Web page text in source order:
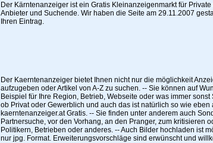
Der Kärntenanzeiger ist ein Gratis Kleinanzeigenmarkt für
Anbieter und Suchende. Wir haben die Seite am 29.11.2007
Ihren Eintrag.
Der Kaerntenanzeiger bietet Ihnen nicht nur die möglichkeit
aufzugeben oder Artikel von A-Z zu suchen. -- Sie können auf
Beispiel für Ihre Region, Betrieb, Webseite oder was immer sonst
ob Privat oder Gewerblich und auch das ist natürlich so wie eben
kaerntenanzeiger.at Gratis. -- Sie finden unter anderem auch
Partnersuche, vor den Vorhang, an den Pranger, zum kritisieren
Politikern, Betrieben oder anderes. -- Auch Bilder hochladen ist
nur jpg. Format. Erweiterungsvorschläge sind erwünscht und